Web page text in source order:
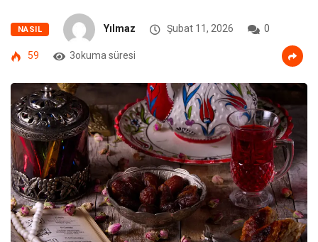
NASIL Yılmaz Şubat 11, 2026 0
59 3okuma süresi